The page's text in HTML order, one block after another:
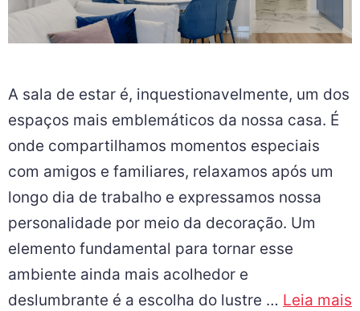
A sala de estar é, inquestionavelmente, um dos
espaços mais emblemáticos da nossa casa. É
onde compartilhamos momentos especiais
com amigos e familiares, relaxamos após um
longo dia de trabalho e expressamos nossa
personalidade por meio da decoração. Um
elemento fundamental para tornar esse
ambiente ainda mais acolhedor e
deslumbrante é a escolha do lustre … Leia mais